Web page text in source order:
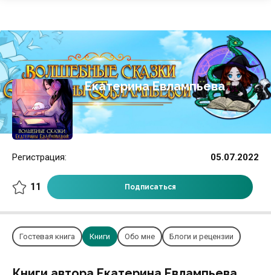
Екатерина Евлампьева
05.07.2022
Регистрация:
11 Подписаться
Гостевая книга Книги Обо мне Блоги и рецензии